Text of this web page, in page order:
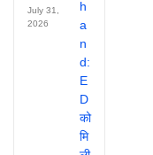
July 31,
2026